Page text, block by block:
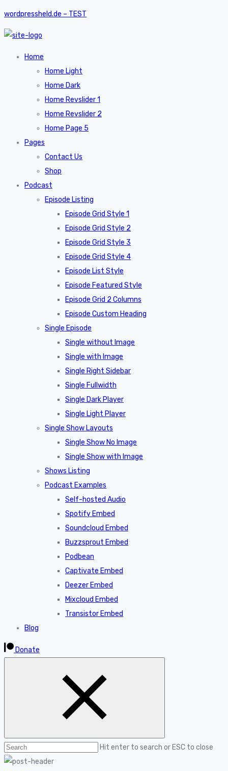
wordpressheld.de – TEST
Home
Home Light
Home Dark
Home Revslider 1
Home Revslider 2
Home Page 5
Pages
Contact Us
Shop
Podcast
Episode Listing
Episode Grid Style 1
Episode Grid Style 2
Episode Grid Style 3
Episode Grid Style 4
Episode List Style
Episode Featured Style
Episode Grid 2 Columns
Episode Custom Heading
Single Episode
Single without Image
Single with Image
Single Right Sidebar
Single Fullwidth
Single Dark Player
Single Light Player
Single Show Layouts
Single Show No Image
Single Show with Image
Shows Listing
Podcast Examples
Self-hosted Audio
Spotify Embed
Soundcloud Embed
Buzzsprout Embed
Podbean
Captivate Embed
Deezer Embed
Mixcloud Embed
Transistor Embed
Blog
Donate
Hit enter to search or ESC to close